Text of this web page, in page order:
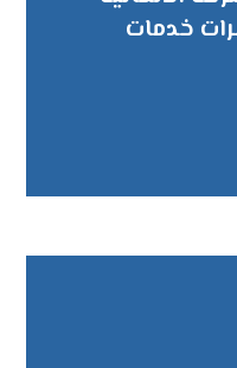
خدمات